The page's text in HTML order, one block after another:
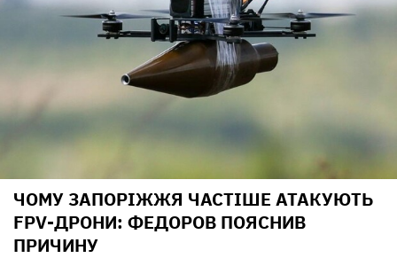
ЧОМУ ЗАПОРІЖЖЯ ЧАСТІШЕ АТАКУЮТЬ
FPV-ДРОНИ: ФЕДОРОВ ПОЯСНИВ
ПРИЧИНУ